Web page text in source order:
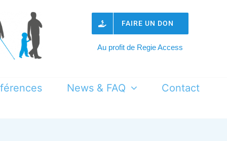
FAIRE UN DON
Au profit de Regie Access
News & FAQ Contact